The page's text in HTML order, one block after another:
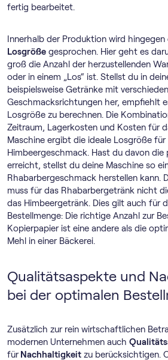
fertig bearbeitet.
Innerhalb der Produktion wird
Losgröße gesprochen. Hier geht es
groß die Anzahl der herzustellenden
oder in einem „Los“ ist. Stellst du in
beispielsweise Getränke mit
Geschmacksrichtungen her, empfiehlt
Losgröße zu berechnen. Die
Zeitraum, Lagerkosten und Kosten für
Maschine ergibt die ideale Losgröße
Himbeergeschmack. Hast du davon die
erreicht, stellst du deine Maschine so
Rhabarbergeschmack herstellen kann.
muss für das Rhabarbergetränk nicht
das Himbeergetränk. Dies gilt auch für
Bestellmenge: Die richtige Anzahl zur
Kopierpapier ist eine andere als die
Mehl in einer Bäckerei.
Qualitätsaspekte und
bei der optimalen
Zusätzlich zur rein wirtschaftlichen
modernen Unternehmen auch
fürNachhaltigkeit zu berücksichtigen.